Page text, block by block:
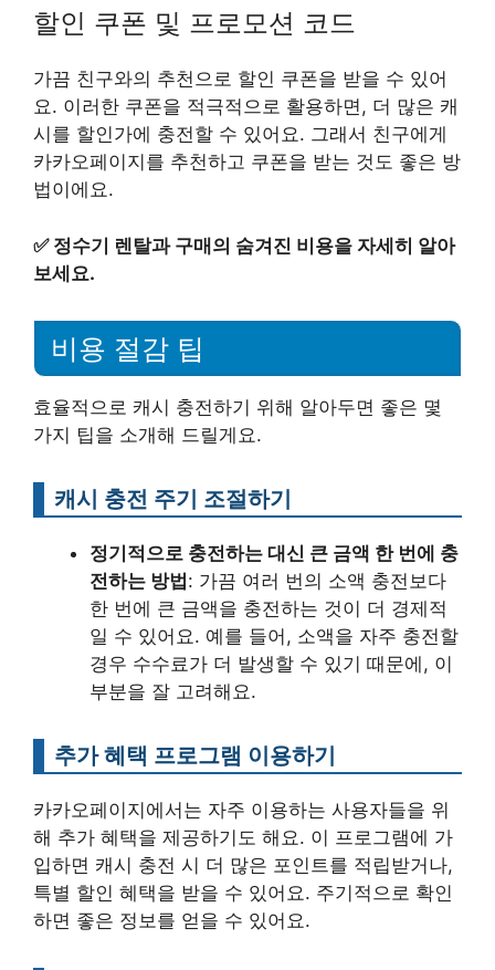
할인 쿠폰 및 프로모션 코드
가끔 친구와의 추천으로 할인 쿠폰을 받을 수 있어
요. 이러한 쿠폰을 적극적으로 활용하면, 더 많은 캐
시를 할인가에 충전할 수 있어요. 그래서 친구에게
카카오페이지를 추천하고 쿠폰을 받는 것도 좋은 방
법이에요.
✅ 정수기 렌탈과 구매의 숨겨진 비용을 자세히 알아
보세요.
비용 절감 팁
효율적으로 캐시 충전하기 위해 알아두면 좋은 몇
가지 팁을 소개해 드릴게요.
캐시 충전 주기 조절하기
정기적으로 충전하는 대신 큰 금액 한 번에 충
전하는 방법: 가끔 여러 번의 소액 충전보다
한 번에 큰 금액을 충전하는 것이 더 경제적
일 수 있어요. 예를 들어, 소액을 자주 충전할
경우 수수료가 더 발생할 수 있기 때문에, 이
부분을 잘 고려해요.
추가 혜택 프로그램 이용하기
카카오페이지에서는 자주 이용하는 사용자들을 위
해 추가 혜택을 제공하기도 해요. 이 프로그램에 가
입하면 캐시 충전 시 더 많은 포인트를 적립받거나,
특별 할인 혜택을 받을 수 있어요. 주기적으로 확인
하면 좋은 정보를 얻을 수 있어요.